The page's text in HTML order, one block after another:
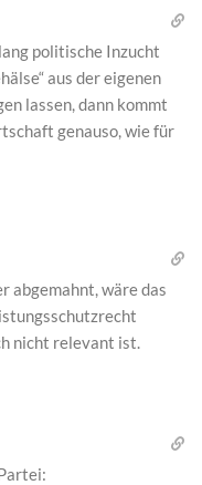
politische Inzucht
aus der eigenen
lassen, dann kommt
genauso, wie für
abgemahnt, wäre das
nicht relevant ist.